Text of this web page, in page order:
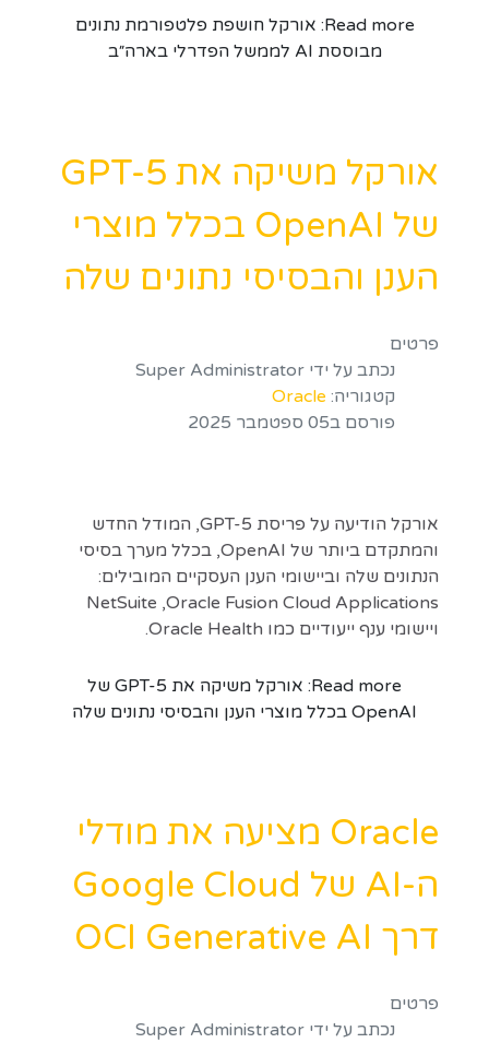
Read more: אורקל חושפת פלטפורמת נתונים
מבוססת AI לממשל הפדרלי בארה״ב
אורקל משיקה את GPT-5
של OpenAI בכלל מוצרי
הענן והבסיסי נתונים שלה
פרטים
נכתב על ידי Super Administrator
קטגוריה: Oracle
פורסם ב05 ספטמבר 2025
אורקל הודיעה על פריסת GPT-5, המודל החדש
והמתקדם ביותר של OpenAI, בכלל מערך בסיסי
הנתונים שלה וביישומי הענן העסקיים המובילים:
Oracle Fusion Cloud Applications, ‏NetSuite
ויישומי ענף ייעודיים כמו Oracle Health.
Read more: אורקל משיקה את GPT-5 של
OpenAI בכלל מוצרי הענן והבסיסי נתונים שלה
Oracle מציעה את מודלי
ה-AI של Google Cloud
דרך OCI Generative AI
פרטים
נכתב על ידי Super Administrator